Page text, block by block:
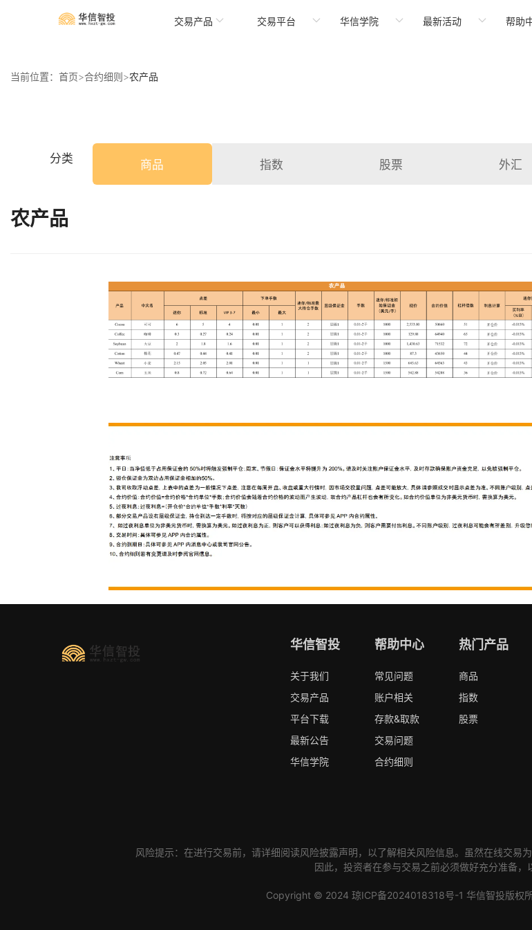
交易产品 交易平台 华信学院 最新活动 帮助
当前位置： 首页>合约细则>农产品
分类 商品 指数 股票 外汇
农产品
华信智投
关于我们
交易产品
平台下载
最新公告
华信学院
帮助中心
常见问题
账户相关
存款&取款
交易问题
合约细则
热门产品
商品
指数
股票
风险提示：在进行交易前，请详细阅读风险披露声明，以了解相关风险信息。虽然在线交易
因此，投资者在参与交易之前必须做好充分准备，
Copyright © 2024 琼ICP备2024018318号-1 华信智投版权